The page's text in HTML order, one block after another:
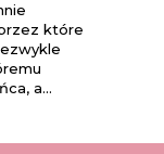
które
a...